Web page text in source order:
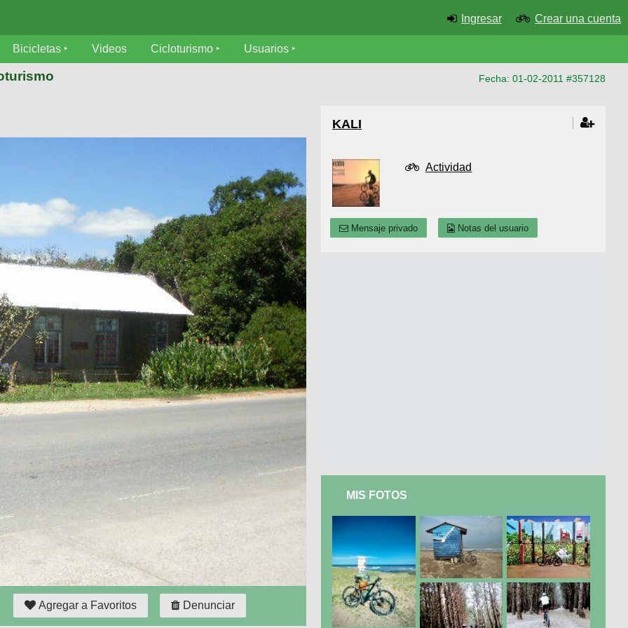
Ingresar Crear una cuenta
Bicicletas Videos Cicloturismo Usuarios
Fecha: 01-02-2011 #357128
Agregar a Favoritos Denunciar
KALI
Actividad
Mensaje privado Notas del usuario
MIS FOTOS